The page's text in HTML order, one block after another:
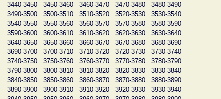
3440-3450
3450-3460 3460-3470 3470-3480
3480-3490
3490-3500
3500-3510 3510-3520 3520-3530
3530-3540
3540-3550
3550-3560 3560-3570 3570-3580
3580-3590
3590-3600
3600-3610 3610-3620 3620-3630
3630-3640
3640-3650
3650-3660 3660-3670 3670-3680
3680-3690
3690-3700
3700-3710 3710-3720 3720-3730
3730-3740
3740-3750
3750-3760 3760-3770 3770-3780
3780-3790
3790-3800
3800-3810 3810-3820 3820-3830
3830-3840
3840-3850
3850-3860 3860-3870 3870-3880
3880-3890
3890-3900
3900-3910 3910-3920 3920-3930
3930-3940